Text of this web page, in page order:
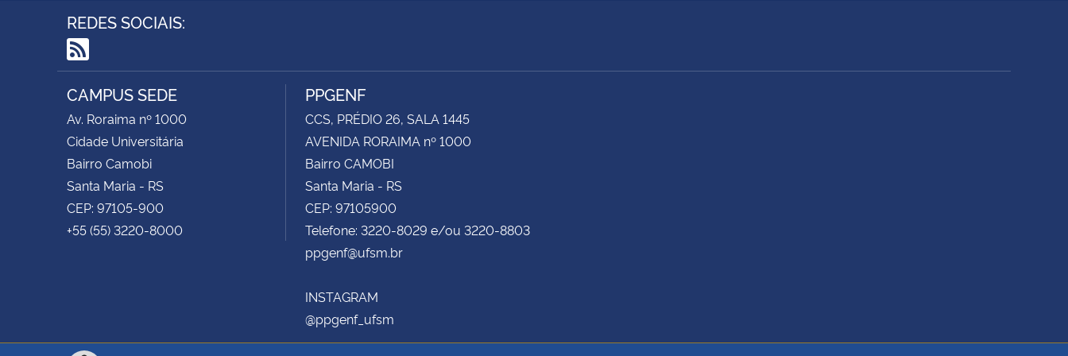
REDES SOCIAIS:
RSS
CAMPUS SEDE
Av. Roraima nº 1000
Cidade Universitária
Bairro Camobi
Santa Maria - RS
CEP: 97105-900
+55 (55) 3220-8000
PPGENF
CCS, PRÉDIO 26, SALA 1445
AVENIDA RORAIMA nº 1000
Bairro CAMOBI
Santa Maria - RS
CEP: 97105900
Telefone: 3220-8029 e/ou 3220-8803
ppgenf@ufsm.br
INSTAGRAM
@ppgenf_ufsm